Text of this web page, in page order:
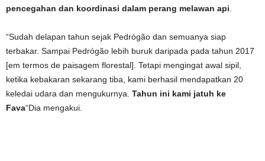
pencegahan dan koordinasi dalam perang melawan api
“Sudah delapan tahun sejak Pedrógão dan semuanya siap
terbakar. Sampai Pedrógão lebih buruk daripada pada tahun 2017
[em termos de paisagem florestal]. Tetapi mengingat awal sipil,
ketika kebakaran sekarang tiba, kami berhasil mendapatkan 20
keledai udara dan mengukurnya. Tahun ini kami jatuh ke
Fava“Dia mengakui.